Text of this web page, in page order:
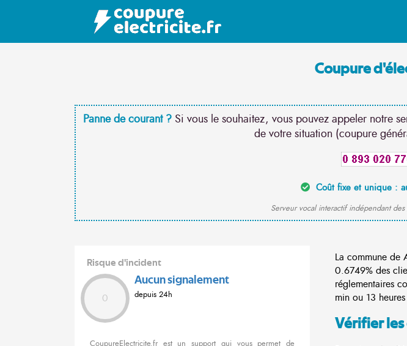
Coupure
Panne de courant ? Si vous le souhaitez, vous pouvez appeler notre
de votre situation (coupure
Coût fixe et unique :
Serveur vocal interactif indépendant
Risque d'incident
0
Aucun signalement
depuis 24h
CoupureElectricite.fr est un support qui vous permet de
La commune de
0.6749% des
réglementaires
min ou 13
Vérifier les